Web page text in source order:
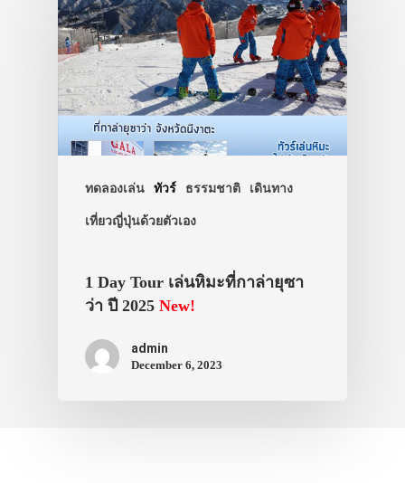
ทดลองเล่น ทัวร์ ธรรมชาติ เดินทาง
เที่ยวญี่ปุ่นด้วยตัวเอง
1 Day Tour เล่นหิมะที่กาล่ายุซา
ว่า ปี 2025 New!
admin
December 6, 2023
ทัวร์
ที่พัก
สาระน่ารู้
VIDEO
ภาพประทับใจ